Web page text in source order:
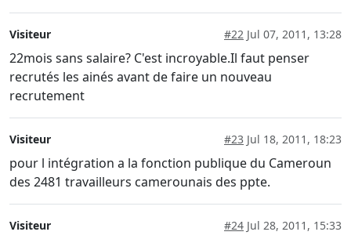
Visiteur #22 Jul 07, 2011, 13:28
22mois sans salaire? C'est incroyable.Il faut penser
recrutés les ainés avant de faire un nouveau
recrutement
Visiteur #23 Jul 18, 2011, 18:23
pour l intégration a la fonction publique du Cameroun
des 2481 travailleurs camerounais des ppte.
Visiteur #24 Jul 28, 2011, 15:33